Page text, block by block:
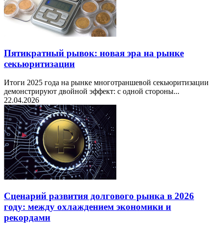
Пятикратный рывок: новая эра на рынке
секьюритизации
Итоги 2025 года на рынке многотраншевой секьюритизации
демонстрируют двойной эффект: с одной стороны...
22.04.2026
Сценарий развития долгового рынка в 2026
году: между охлаждением экономики и
рекордами